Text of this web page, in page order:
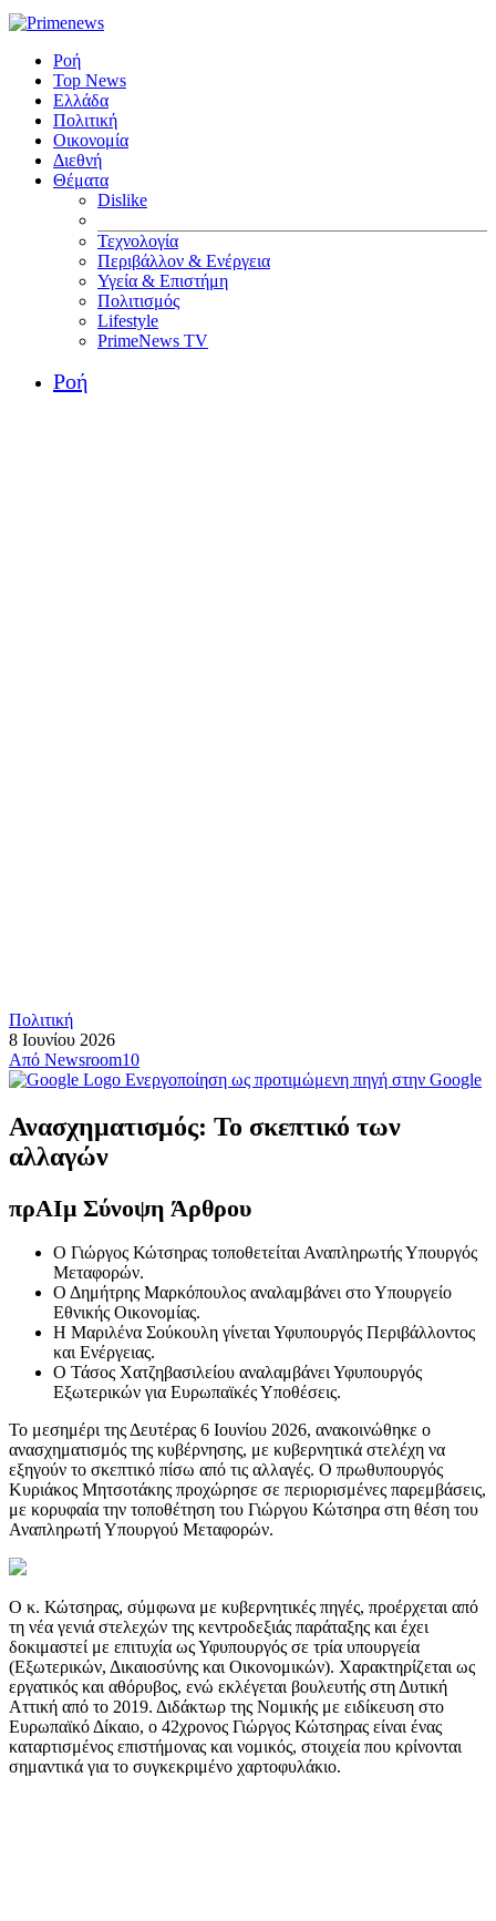
Ροή
Top News
Ελλάδα
Πολιτική
Οικονομία
Διεθνή
Θέματα
Dislike
Τεχνολογία
Περιβάλλον & Ενέργεια
Υγεία & Επιστήμη
Πολιτισμός
Lifestyle
PrimeNews TV
Ροή
Πολιτική
8 Ιουνίου 2026
Από Newsroom10
Ενεργοποίηση ως προτιμώμενη πηγή στην Google
Ανασχηματισμός: Το σκεπτικό των
αλλαγών
πρΑΙμ Σύνοψη Άρθρου
Ο Γιώργος Κώτσηρας τοποθετείται Αναπληρωτής Υπουργός
Μεταφορών.
Ο Δημήτρης Μαρκόπουλος αναλαμβάνει στο Υπουργείο
Εθνικής Οικονομίας.
Η Μαριλένα Σούκουλη γίνεται Υφυπουργός Περιβάλλοντος
και Ενέργειας.
Ο Τάσος Χατζηβασιλείου αναλαμβάνει Υφυπουργός
Εξωτερικών για Ευρωπαϊκές Υποθέσεις.
Το μεσημέρι της Δευτέρας 6 Ιουνίου 2026, ανακοινώθηκε ο
ανασχηματισμός της κυβέρνησης, με κυβερνητικά στελέχη να
εξηγούν το σκεπτικό πίσω από τις αλλαγές. Ο πρωθυπουργός
Κυριάκος Μητσοτάκης προχώρησε σε περιορισμένες παρεμβάσεις,
με κορυφαία την τοποθέτηση του Γιώργου Κώτσηρα στη θέση του
Αναπληρωτή Υπουργού Μεταφορών.
Ο κ. Κώτσηρας, σύμφωνα με κυβερνητικές πηγές, προέρχεται από
τη νέα γενιά στελεχών της κεντροδεξιάς παράταξης και έχει
δοκιμαστεί με επιτυχία ως Υφυπουργός σε τρία υπουργεία
(Εξωτερικών, Δικαιοσύνης και Οικονομικών). Χαρακτηρίζεται ως
εργατικός και αθόρυβος, ενώ εκλέγεται βουλευτής στη Δυτική
Αττική από το 2019. Διδάκτωρ της Νομικής με ειδίκευση στο
Ευρωπαϊκό Δίκαιο, ο 42χρονος Γιώργος Κώτσηρας είναι ένας
καταρτισμένος επιστήμονας και νομικός, στοιχεία που κρίνονται
σημαντικά για το συγκεκριμένο χαρτοφυλάκιο.